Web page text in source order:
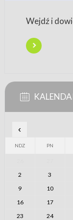
Wejdź i
‹
NDZ PN
2
3
9
10
16
17
23
24